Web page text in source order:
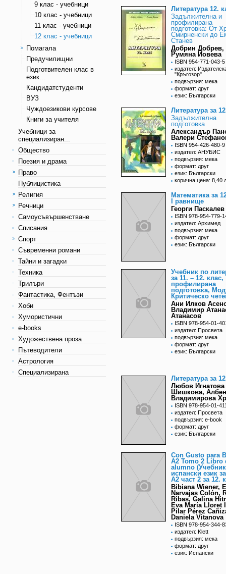
9 клас - учебници
10 клас - учебници
11 клас - учебници
12 клас - учебници
Помагала
Предучилищни
Подготвителен клас в
език...
Кандидатстуденти
ВУЗ
Чуждоезикови курсове
Книги за учителя
Учебници за
специализиран...
Общество
Поезия и драма
Право
Публицистика
Религия
Речници
Самоусъвършенстване
Списания
Спорт
Съвременни романи
Тайни и загадки
Техника
Трилъри
Фантастика, Фентъзи
Хоби
Хумористични
e-books
Художествена проза
Пътеводители
Астрология
Специализирана
Литература 12.
Задължителна и
профилирана
подготовка: От
Смирненски до
Станев
Добрин Добрев,
Румяна Йовева
ISBN 954-771-043-5
издател:
"Кръгозор"
подвързия: мека
формат: друг
език: Български
Литература за
Задължителна
подготовка
Александър
Валери
ISBN 954-426-480-9
издател: АНУБИС
подвързия: мека
формат: друг
език: Български
корична цена: 8,40
Математика за
I равнище
Георги
ISBN 978-954-779-
издател: Архимед
подвързия: мека
формат: друг
език: Български
Учебник по
за 11. – 12. клас,
профилирана
подготовка,
Критическо
Ани Илков
Владимир
Атанасов
ISBN 978-954-01-
издател: Просвета
подвързия: мека
формат: друг
език: Български
Литература за
Любов Игнатова
Шишкова,
Владимирова
ISBN 978-954-01-
издател: Просвета
подвързия: e-book
формат: друг
език: Български
Con Gusto para
A2 Tomo 2 Libro
alumno
испански език
А2 част 2 за 12.
Bibiana Wiener,
Narvajas Colón,
Ribas, Galina
Eva María Lloret
Pilar Pérez
Daniela Vitanova
ISBN 978-954-344-
издател: Klett
подвързия: мека
формат: друг
език: Испански